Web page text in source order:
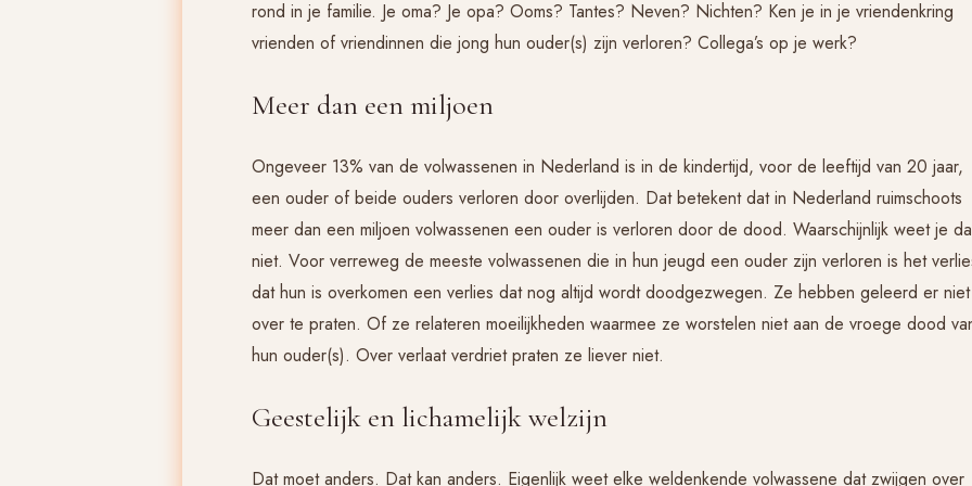
rond in je familie. Je oma? Je opa? Ooms? Tantes? Neven? Nichten? Ken je in je vriendenkring
vrienden of vriendinnen die jong hun ouder(s) zijn verloren? Collega’s op je werk?
Meer dan een miljoen
Ongeveer 13% van de volwassenen in Nederland is in de kindertijd, voor de leeftijd van 20 jaar,
een ouder of beide ouders verloren door overlijden. Dat betekent dat in Nederland ruimschoots
meer dan een miljoen volwassenen een ouder is verloren door de dood. Waarschijnlijk weet je
niet. Voor verreweg de meeste volwassenen die in hun jeugd een ouder zijn verloren is het
dat hun is overkomen een verlies dat nog altijd wordt doodgezwegen. Ze hebben geleerd er niet
over te praten. Of ze relateren moeilijkheden waarmee ze worstelen niet aan de vroege dood
hun ouder(s). Over verlaat verdriet praten ze liever niet.
Geestelijk en lichamelijk welzijn
Dat moet anders. Dat kan anders. Eigenlijk weet elke weldenkende volwassene dat zwijgen over